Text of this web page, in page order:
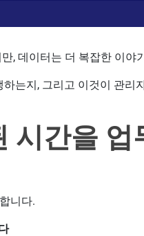
, 데이터는 더 복잡한 이야
는지, 그리고 이것이 관리
시간을 업
니다.